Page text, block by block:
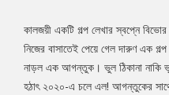
Tab
Article
কালজয়ী একটি গল্প লেখার স্বপ্নে
নিজের বাসাতেই পেয়ে গেল দারুণ এক
নাড়ল এক আগন্তুক। ভুল ঠিকানা নাকি
হঠাৎ ২০২০-এ চলে এল! আগন্তুকের সাথে